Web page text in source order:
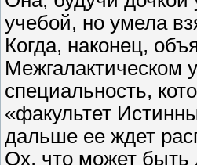
учебой, но умела
Когда, наконец,
Межгалактическом
специальность,
«факультет
дальше ее ждет
Ох, что может быть